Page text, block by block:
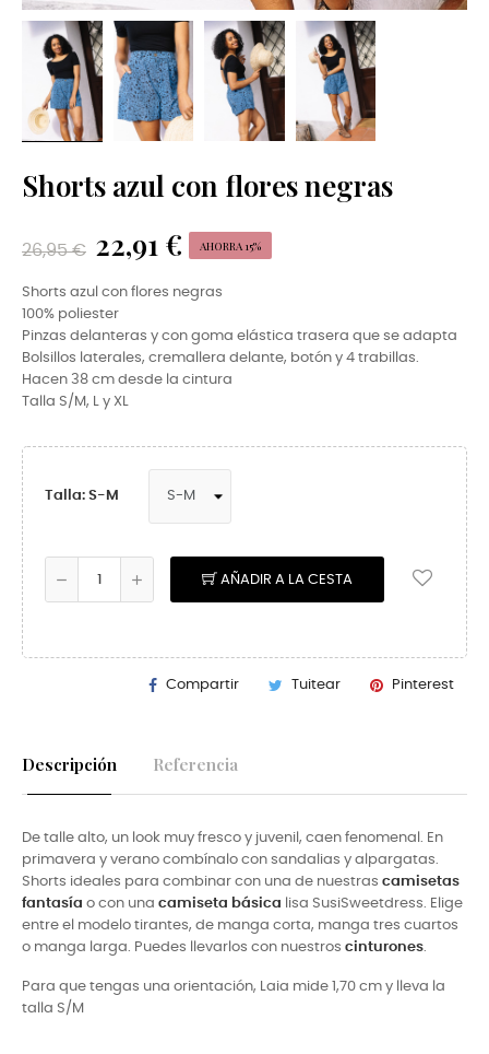
Shorts azul con flores negras
26,95 € 22,91 € AHORRA 15%
Shorts azul con flores negras
100% poliester
Pinzas delanteras y con goma elástica trasera que se adapta
Bolsillos laterales, cremallera delante, botón y 4 trabillas.
Hacen 38 cm desde la cintura
Talla S/M, L y XL
Talla: S-M
AÑADIR A LA CESTA
Compartir Tuitear Pinterest
Descripción Referencia
De talle alto, un look muy fresco y juvenil, caen fenomenal. En
primavera y verano combínalo con sandalias y alpargatas.
Shorts ideales para combinar con una de nuestras camisetas
fantasía o con una camiseta básica lisa SusiSweetdress. Elige
entre el modelo tirantes, de manga corta, manga tres cuartos
o manga larga. Puedes llevarlos con nuestros cinturones.
Para que tengas una orientación, Laia mide 1,70 cm y lleva la
talla S/M